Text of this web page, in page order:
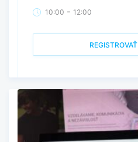
10:00 - 12:00
REGISTROVAŤ